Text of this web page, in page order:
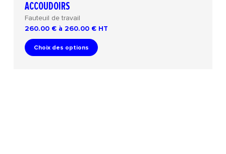
ACCOUDOIRS
Fauteuil de travail
260.00 € à 260.00 € HT
Choix des options